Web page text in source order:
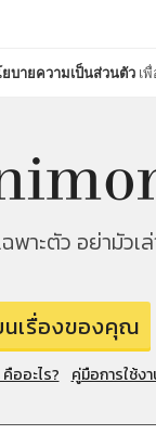
บายความเป็นส่วนตัว เ
พาะตัว อย่ามัวเ
นเรื่องของคุณ
ออะไร? คู่มือการใช้ง